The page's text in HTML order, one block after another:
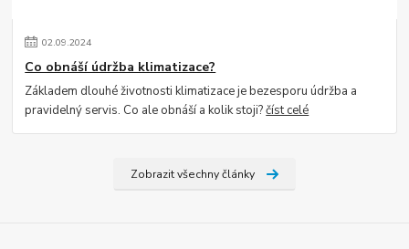
02.09.2024
Co obnáší údržba klimatizace?
Základem dlouhé životnosti klimatizace je bezesporu údržba a
pravidelný servis. Co ale obnáší a kolik stoji?číst celé
Zobrazit všechny články